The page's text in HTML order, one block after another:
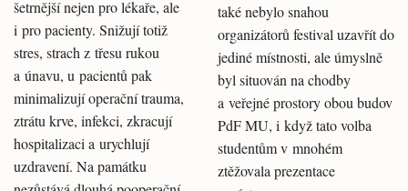
šetrnější nejen pro lékaře, ale
i pro pacienty. Snižují totiž
stres, strach z třesu rukou
a únavu, u pacientů pak
minimalizují operační trauma,
ztrátu krve, infekci, zkracují
hospitalizaci a urychlují
uzdravení. Na památku
také nebylo snahou
organizátorů festival uzavřít do
jediné místnosti, ale úmyslně
byl situován na chodby
a veřejné prostory obou budov
PdF MU, i když tato volba
studentům v mnohém
ztěžovala prezentace